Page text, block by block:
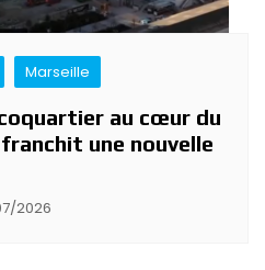
Marseille
au cœur du
une nouvelle
2026